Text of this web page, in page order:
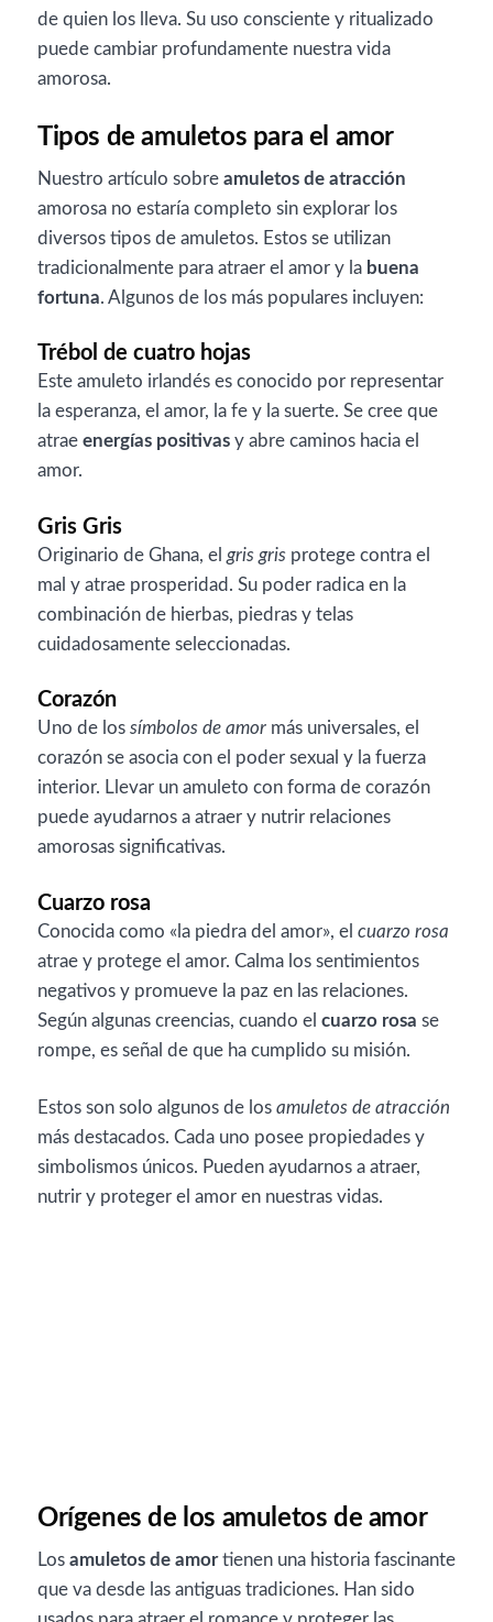
de quien los lleva. Su uso consciente y ritualizado
puede cambiar profundamente nuestra vida
amorosa.
Tipos de amuletos para el amor
Nuestro artículo sobre amuletos de atracción
amorosa no estaría completo sin explorar los
diversos tipos de amuletos. Estos se utilizan
tradicionalmente para atraer el amor y la buena
fortuna. Algunos de los más populares incluyen:
Trébol de cuatro hojas
Este amuleto irlandés es conocido por representar
la esperanza, el amor, la fe y la suerte. Se cree que
atrae energías positivas y abre caminos hacia el
amor.
Gris Gris
Originario de Ghana, el gris gris protege contra el
mal y atrae prosperidad. Su poder radica en la
combinación de hierbas, piedras y telas
cuidadosamente seleccionadas.
Corazón
Uno de los símbolos de amor más universales, el
corazón se asocia con el poder sexual y la fuerza
interior. Llevar un amuleto con forma de corazón
puede ayudarnos a atraer y nutrir relaciones
amorosas significativas.
Cuarzo rosa
Conocida como «la piedra del amor», el cuarzo rosa
atrae y protege el amor. Calma los sentimientos
negativos y promueve la paz en las relaciones.
Según algunas creencias, cuando el cuarzo rosa se
rompe, es señal de que ha cumplido su misión.
Estos son solo algunos de los amuletos de atracción
más destacados. Cada uno posee propiedades y
simbolismos únicos. Pueden ayudarnos a atraer,
nutrir y proteger el amor en nuestras vidas.
Orígenes de los amuletos de amor
Los amuletos de amortienen una historia fascinante
que va desde las antiguas tradiciones. Han sido